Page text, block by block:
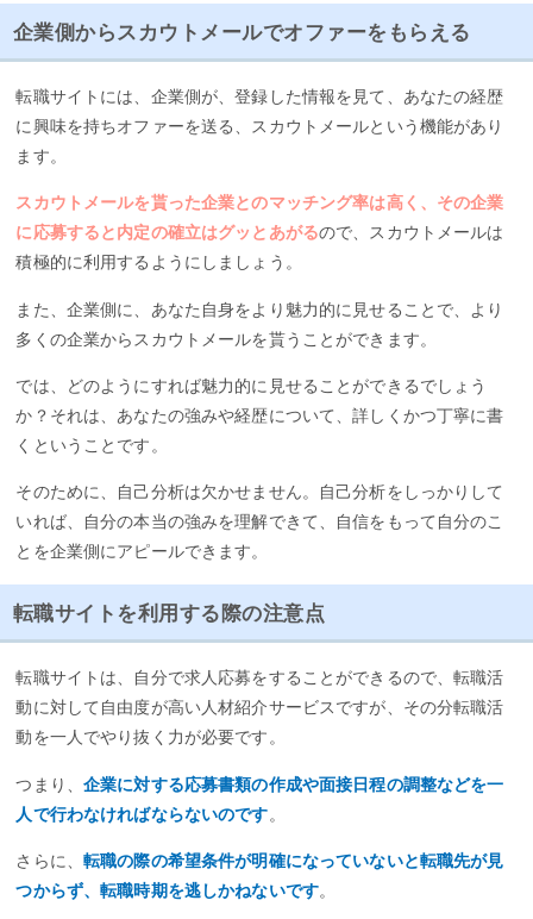
企業側からスカウトメールでオファーをもらえる
転職サイトには、企業側が、登録した情報を見て、あなたの経歴
に興味を持ちオファーを送る、スカウトメールという機能があり
ます。
スカウトメールを貰った企業とのマッチング率は高く、その企業
に応募すると内定の確立はグッとあがるので、スカウトメールは
積極的に利用するようにしましょう。
また、企業側に、あなた自身をより魅力的に見せることで、より
多くの企業からスカウトメールを貰うことができます。
では、どのようにすれば魅力的に見せることができるでしょう
か？それは、あなたの強みや経歴について、詳しくかつ丁寧に書
くということです。
そのために、自己分析は欠かせません。自己分析をしっかりして
いれば、自分の本当の強みを理解できて、自信をもって自分のこ
とを企業側にアピールできます。
転職サイトを利用する際の注意点
転職サイトは、自分で求人応募をすることができるので、転職活
動に対して自由度が高い人材紹介サービスですが、その分転職活
動を一人でやり抜く力が必要です。
つまり、企業に対する応募書類の作成や面接日程の調整などを一
人で行わなければならないのです。
さらに、転職の際の希望条件が明確になっていないと転職先が見
つからず、転職時期を逃しかねないです。